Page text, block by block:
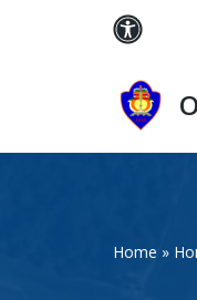
Home »